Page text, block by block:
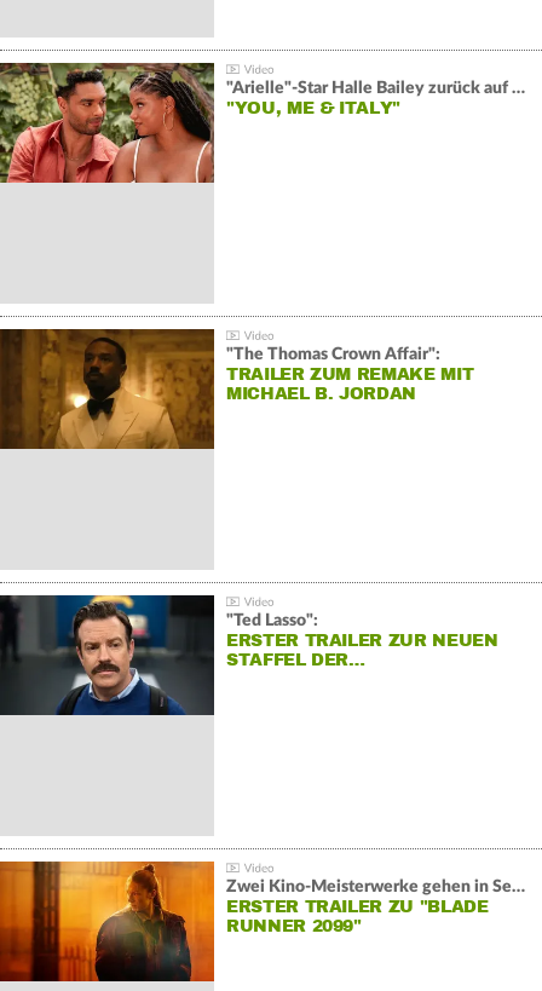
"Arielle"-Star Halle Bailey zurück auf der Leinwand:
"YOU, ME & ITALY"
"The Thomas Crown Affair":
TRAILER ZUM REMAKE MIT
MICHAEL B. JORDAN
"Ted Lasso":
ERSTER TRAILER ZUR NEUEN
STAFFEL DER…
Zwei Kino-Meisterwerke gehen in Serie:
ERSTER TRAILER ZU "BLADE
RUNNER 2099"